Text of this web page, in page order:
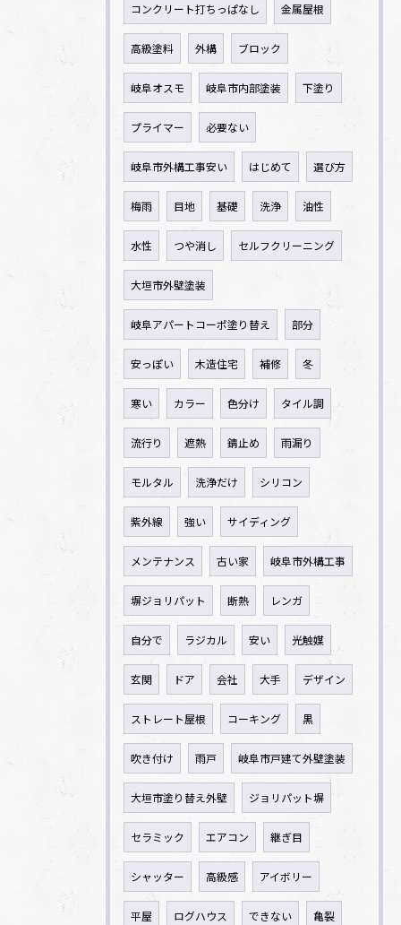
コンクリート打ちっぱなし 金属屋根
高級塗料 外構 ブロック
岐阜オスモ 岐阜市内部塗装 下塗り
プライマー 必要ない
岐阜市外構工事安い はじめて 選び方
梅雨 目地 基礎 洗浄 油性
水性 つや消し セルフクリーニング
大垣市外壁塗装
岐阜アパートコーポ塗り替え 部分
安っぽい 木造住宅 補修 冬
寒い カラー 色分け タイル調
流行り 遮熱 錆止め 雨漏り
モルタル 洗浄だけ シリコン
紫外線 強い サイディング
メンテナンス 古い家 岐阜市外構工事
塀ジョリパット 断熱 レンガ
自分で ラジカル 安い 光触媒
玄関 ドア 会社 大手 デザイン
ストレート屋根 コーキング 黒
吹き付け 雨戸 岐阜市戸建て外壁塗装
大垣市塗り替え外壁 ジョリパット塀
セラミック エアコン 継ぎ目
シャッター 高級感 アイボリー
平屋 ログハウス できない 亀裂